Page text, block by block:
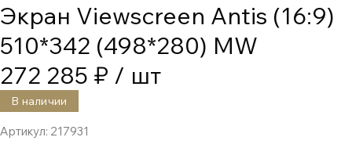
Экран Viewscreen Antis (16:9)
510*342 (498*280) MW
272 285 ₽ / шт
В наличии
Артикул: 217931